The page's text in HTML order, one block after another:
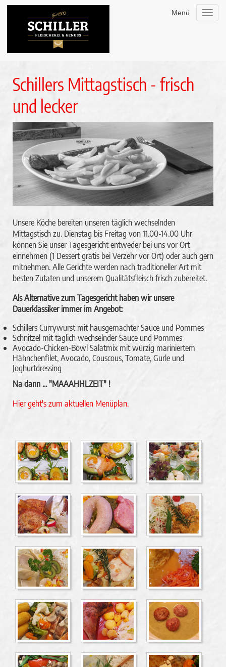
Menü
Schillers Mittagstisch - frisch
und lecker
Unsere Köche bereiten unseren täglich wechselnden
Mittagstisch zu. Dienstag bis Freitag von 11.00-14.00 Uhr
können Sie unser Tagesgericht entweder bei uns vor Ort
einnehmen (1 Dessert gratis bei Verzehr vor Ort) oder auch gern
mitnehmen. Alle Gerichte werden nach traditioneller Art mit
besten Zutaten und unserem Qualitätsfleisch frisch zubereitet.
Als Alternative zum Tagesgericht haben wir unsere
Dauerklassiker immer im Angebot:
Schillers Currywurst mit hausgemachter Sauce und Pommes
Schnitzel mit täglich wechselnder Sauce und Pommes
Avocado-Chicken-Bowl Salatmix mit würzig mariniertem
Hähnchenfilet, Avocado, Couscous, Tomate, Gurle und
Joghurtdressing
Na dann ... "MAAAHHLZEIT" !
Hier geht's zum aktuellen Menüplan.